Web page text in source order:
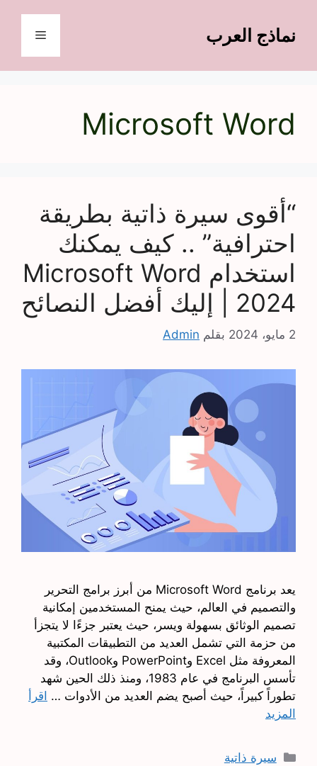
المحتوىنماذج العرب القائمة
Microsoft Word
“أقوى سيرة ذاتية بطريقة
احترافية” .. كيف يمكنك
استخدام Microsoft Word
2024 | إليك أفضل النصائح
2 مايو، 2024 بقلم Admin
يعد برنامج Microsoft Word من أبرز برامج التحرير
والتصميم في العالم، حيث يمنح المستخدمين إمكانية
تصميم الوثائق بسهولة ويسر، حيث يعتبر جزءًا لا يتجزأ
من حزمة التي تشمل العديد من التطبيقات المكتبية
المعروفة مثل Excel وPowerPoint وOutlook، وقد
تأسس البرنامج في عام 1983، ومنذ ذلك الحين شهد
تطوراً كبيراً، حيث أصبح يضم العديد من الأدوات … اقرأ
المزيد
التصنيفات
سيرة ذاتية